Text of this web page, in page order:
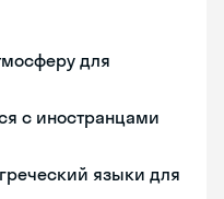
для
с иностранцами
языки для